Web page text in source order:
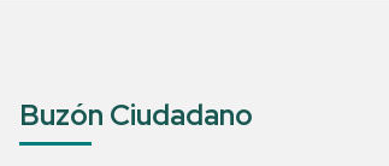
Buzón Ciudadano